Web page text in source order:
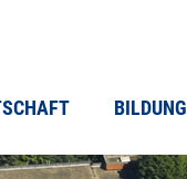
BILDUNG